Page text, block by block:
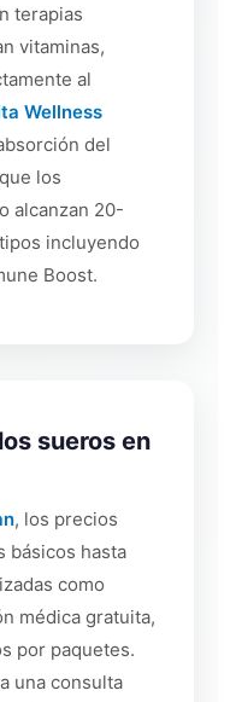
terapias
vitaminas,
al
Wellness
del
los
alcanzan 20-
incluyendo
Boost.
sueros en
, los precios
básicos hasta
como
médica gratuita,
por paquetes.
una consulta